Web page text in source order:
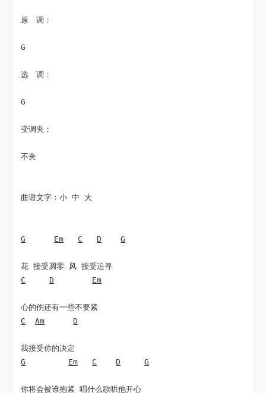
原　调：
G
选　调：
G
变调夹：
不夹
曲谱文字：小 中 大
G Em C D G
C
D Em
C
Am D
G
Em C D G